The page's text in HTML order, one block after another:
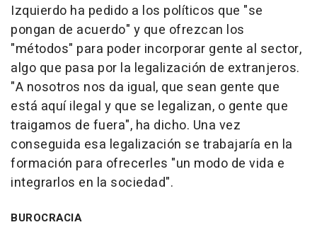
Izquierdo ha pedido a los políticos que "se
pongan de acuerdo" y que ofrezcan los
"métodos" para poder incorporar gente al sector,
algo que pasa por la legalización de extranjeros.
"A nosotros nos da igual, que sean gente que
está aquí ilegal y que se legalizan, o gente que
traigamos de fuera", ha dicho. Una vez
conseguida esa legalización se trabajaría en la
formación para ofrecerles "un modo de vida e
integrarlos en la sociedad".
BUROCRACIA